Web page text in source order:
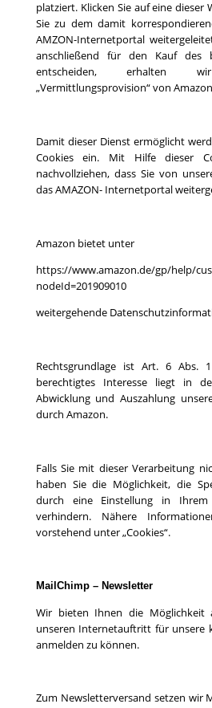
platziert. Klicken Sie auf eine dieser
Sie zu dem damit
AMZON-Internetportal
anschließend für den Kauf des
entscheiden, erhalten
„Vermittlungsprovision“ von
Damit dieser Dienst ermöglicht
Cookies ein. Mit Hilfe dieser
nachvollziehen, dass Sie von
das AMAZON- Internetportal
Amazon bietet unter
https://www.amazon.de/gp/help/
nodeId=201909010
weitergehende
Rechtsgrundlage ist Art. 6 Abs.
berechtigtes Interesse liegt in
Abwicklung und Auszahlung
durch Amazon.
Falls Sie mit dieser Verarbeitung
haben Sie die Möglichkeit, die
durch eine Einstellung in Ihrem
verhindern. Nähere
vorstehend unter „Cookies“.
MailChimp – Newsletter
Wir bieten Ihnen die
unseren Internetauftritt für unsere
anmelden zu können.
Zum Newsletterversand setzen wir